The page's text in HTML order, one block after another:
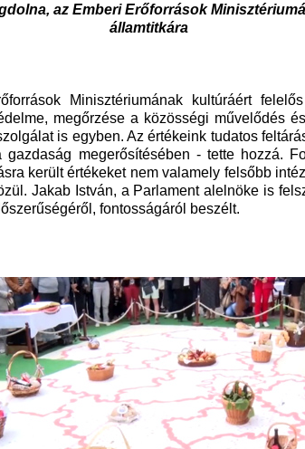
az Emberi Erőforrások
államtitkára
Minisztériumának kultúráért
megőrzése a közösségi művelődés
is egyben. Az értékeink tudatos
megerősítésében - tette hozzá.
került értékeket nem valamely felsőbb
Jakab István, a Parlament alelnöke is
fontosságáról beszélt.